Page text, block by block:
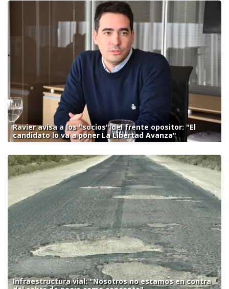
Ravier avisa a los "socios" del frente opositor: "El
candidato lo va a poner La Libertad Avanza"
Infraestructura vial: "Nosotros no estamos en contra